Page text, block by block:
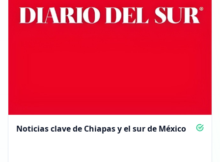
Noticias clave de Chiapas y el sur de México